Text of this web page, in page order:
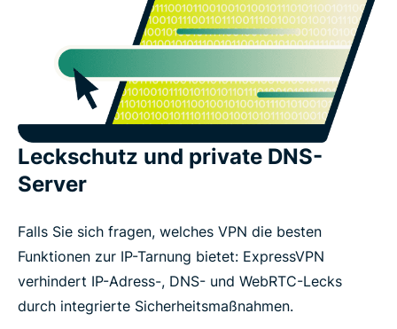
Leckschutz und private DNS-
Server
Falls Sie sich fragen, welches VPN die besten
Funktionen zur IP-Tarnung bietet: ExpressVPN
verhindert IP-Adress-, DNS- und WebRTC-Lecks
durch integrierte Sicherheitsmaßnahmen.